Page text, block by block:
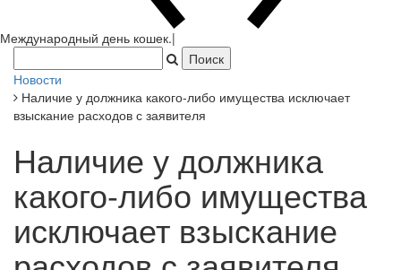
Наличие у должника какого-либо имущества исключает
взыскание расходов с заявителя
Наличие у должника
какого-либо имущества
исключает взыскание
расходов с заявителя